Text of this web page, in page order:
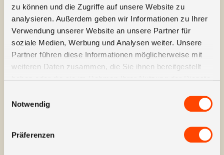
zu können und die Zugriffe auf unsere Website zu
analysieren. Außerdem geben wir Informationen zu Ihrer
Verwendung unserer Website an unsere Partner für
soziale Medien, Werbung und Analysen weiter. Unsere
Partner führen diese Informationen möglicherweise mit
weiteren Daten zusammen, die Sie ihnen bereitgestellt
Notwendig
Präferenzen
gegenübergestellt.
«Interactive»– Mithilfe interaktiver Charts
können auch grösse bzw. komplexe
Datensätze für die User:innen erlebbar
gemacht werden.
nutzen?
Ein wichtiger Punkt ist die Wahl der passenden
Visualisierung. Viel zu häufig werden die